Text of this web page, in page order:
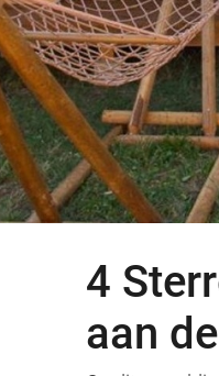
4
aan